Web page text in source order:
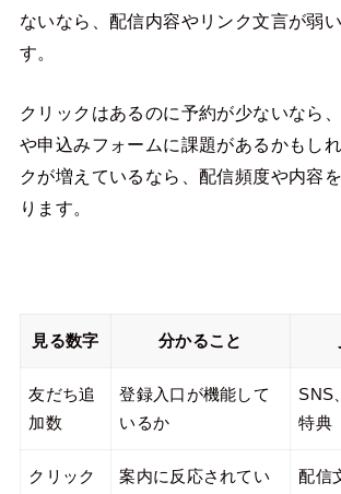
ないなら、配信内容やリンク文言が弱
す。
クリックはあるのに予約が少ないなら
や申込みフォームに課題があるかもし
クが増えているなら、配信頻度や内容
ります。
見る数字 分かること
友だち追
加数
登録入口が機能して
いるか
SNS
特典
クリック
案内に反応されてい
配信